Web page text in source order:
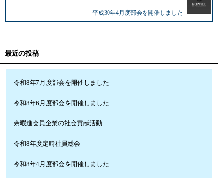
平成30年4月度部会を開催しました
最近の投稿
令和8年7月度部会を開催しました
令和8年6月度部会を開催しました
余暇進会員企業の社会貢献活動
令和8年度定時社員総会
令和8年4月度部会を開催しました